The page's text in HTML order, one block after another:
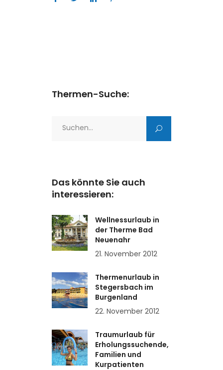
Thermen-Suche:
Das könnte Sie auch
interessieren:
Wellnessurlaub in
der Therme Bad
Neuenahr
21. November 2012
Thermenurlaub in
Stegersbach im
Burgenland
22. November 2012
Traumurlaub für
Erholungssuchende,
Familien und
Kurpatienten